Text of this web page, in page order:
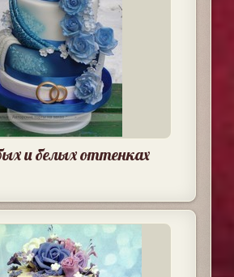
и белых оттенках